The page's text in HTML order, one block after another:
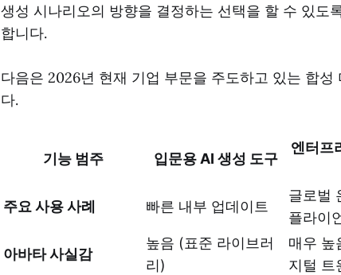
생성 시나리오의 방향을 결정하는 선택을 할 수 있도
합니다.
다음은 2026년 현재 기업 부문을 주도하고 있는 합
다.
기능 범주 입문용 AI 생성 도구
엔터프
주요 사용 사례 빠른 내부 업데이트
글로벌
플라이
아바타 사실감
높음 (표준 라이브러
리)
매우 높
지털 트